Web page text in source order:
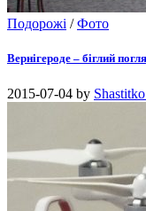
Подорожі /Фото
Вернігероде – біглий
2015-07-04 by